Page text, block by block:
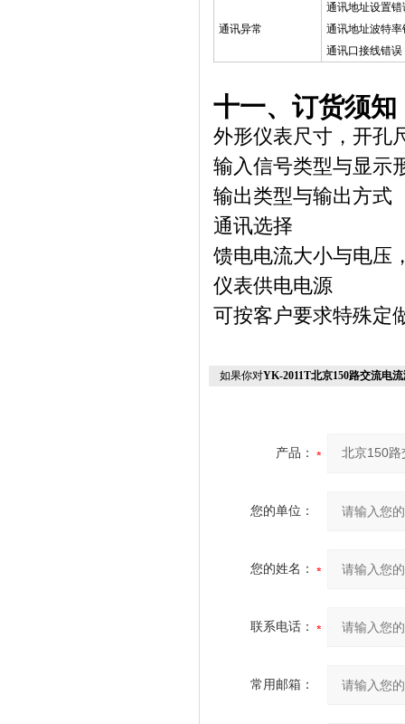
通讯异常
通讯地址设置错
通讯地址波特率
通讯口接线错误
十一、订货须知
外形仪表尺寸，开孔
输入信号类型与显示
输出类型与输出方式
通讯选择
馈电电流大小与电压
仪表供电电源
可按客户要求特殊定
如果你对YK-2011T北京150路交流电
产品：
您的单位：
您的姓名：
联系电话：
常用邮箱：